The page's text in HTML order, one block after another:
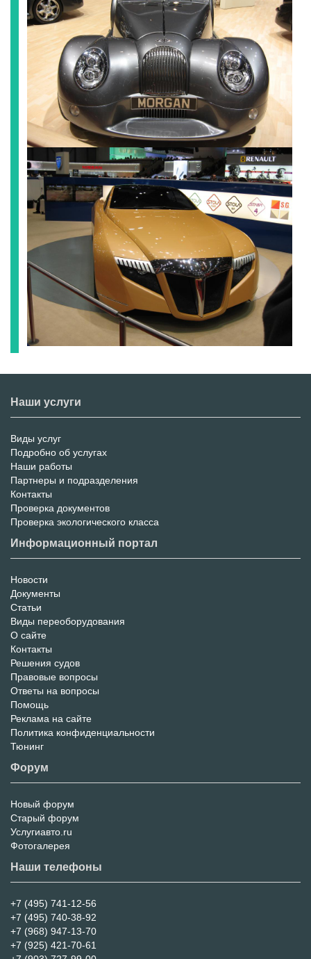
Наши услуги
Меню
услуг
Виды услуг
Подробно об услугах
Наши работы
Партнеры и подразделения
Контакты
Проверка документов
Проверка экологического класса
Информационный портал
Информационный
Портал
Новости
Документы
Статьи
Виды переоборудования
О сайте
Контакты
Решения судов
Правовые вопросы
Ответы на вопросы
Помощь
Реклама на сайте
Политика конфиденциальности
Тюнинг
Форум
Форум
Новый форум
Старый форум
Услугиавто.ru
Фотогалерея
Наши телефоны
+7 (495) 741-12-56
+7 (495) 740-38-92
+7 (968) 947-13-70
+7 (925) 421-70-61